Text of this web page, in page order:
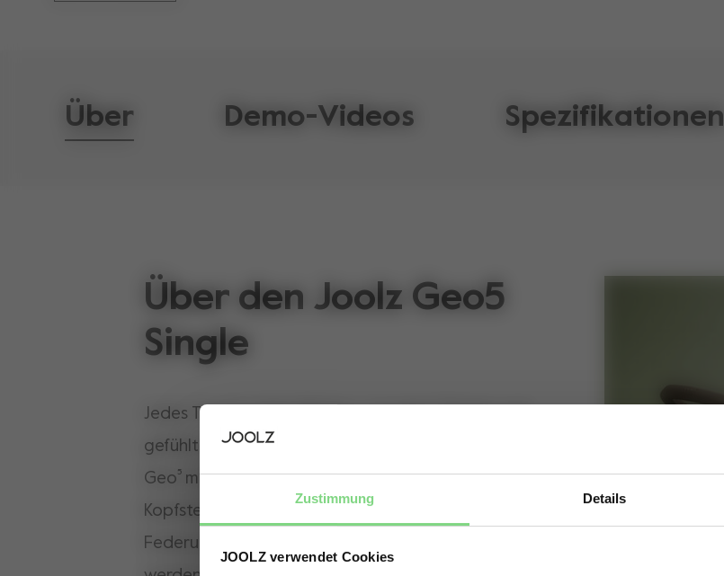
Zustimmung Details
JOOLZ verwendet Cookies
Über Demo-Videos Spezifikationen
Über den Joolz Geo5
Single
Jedes Terrain, jedes Wetter – 1, 2 oder 3 Kinder und
gefühlt unendlich viele Dinge die mit sollen.. Der Joolz
Geo⁵ macht das alles mit. Ob Waldwege, Strand oder
Kopfsteinpflaster - durch die innovative 2-stufige
Federung und die großen, breiten Gravel Bike Reifen